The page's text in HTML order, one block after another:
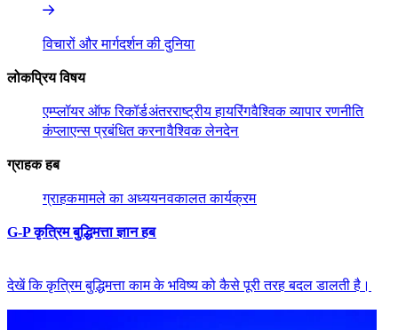
विचारों और मार्गदर्शन की दुनिया​​
लोकप्रिय विषय​​
एम्प्लॉयर ऑफ रिकॉर्ड​​अंतरराष्ट्रीय हायरिंग​​वैश्विक व्यापार रणनीति​​
कंप्लाएन्स प्रबंधित करना​​वैश्विक लेनदेन​​
ग्राहक हब​​
ग्राहक​​मामले का अध्ययन​​वकालत कार्यक्रम​​
G-P कृत्रिम बुद्धिमत्ता ज्ञान हब​​
देखें कि कृत्रिम बुद्धिमत्ता काम के भविष्य को कैसे पूरी तरह बदल डालती है।​​